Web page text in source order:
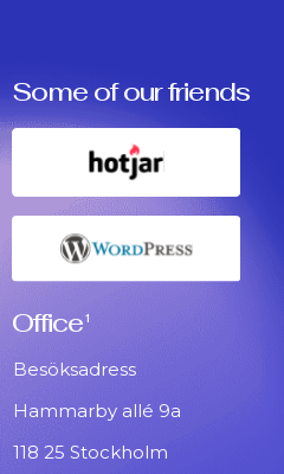
Some of our friends
Office1
Besöksadress
Hammarby allé 9a
118 25 Stockholm